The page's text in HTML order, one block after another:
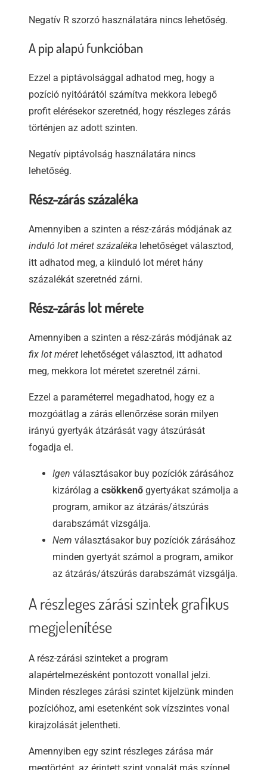
Negatív R szorzó használatára nincs lehetőség.
A pip alapú funkcióban
Ezzel a piptávolsággal adhatod meg, hogy a
pozíció nyitóárától számítva mekkora lebegő
profit elérésekor szeretnéd, hogy részleges zárás
történjen az adott szinten.
Negatív piptávolság használatára nincs
lehetőség.
Rész-zárás százaléka
Amennyiben a szinten a rész-zárás módjának az
induló lot méret százaléka lehetőséget választod,
itt adhatod meg, a kiinduló lot méret hány
százalékát szeretnéd zárni.
Rész-zárás lot mérete
Amennyiben a szinten a rész-zárás módjának az
fix lot méret lehetőséget választod, itt adhatod
meg, mekkora lot méretet szeretnél zárni.
Ezzel a paraméterrel megadhatod, hogy ez a
mozgóátlag a zárás ellenőrzése során milyen
irányú gyertyák átzárását vagy átszúrását
fogadja el.
Igen választásakor buy pozíciók zárásához
kizárólag a csökkenő gyertyákat számolja a
program, amikor az átzárás/átszúrás
darabszámát vizsgálja.
Nem választásakor buy pozíciók zárásához
minden gyertyát számol a program, amikor
az átzárás/átszúrás darabszámát vizsgálja.
A részleges zárási szintek grafikus
megjelenítése
A rész-zárási szinteket a program
alapértelmezésként pontozott vonallal jelzi.
Minden részleges zárási szintet kijelzünk minden
pozícióhoz, ami esetenként sok vízszintes vonal
kirajzolását jelentheti.
Amennyiben egy szint részleges zárása már
megtörtént, az érintett szint vonalát más színnel